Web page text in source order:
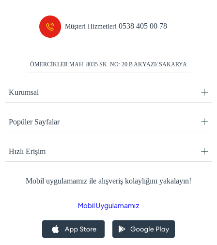
Müşteri Hizmetleri0538 405 00 78
ÖMERCİKLER MAH. 8035 SK. NO: 20 B AKYAZI/ SAKARYA
Kurumsal
Popüler Sayfalar
Hızlı Erişim
Mobil uygulamamız ile alışveriş kolaylığını yakalayın!
Mobil Uygulamamız